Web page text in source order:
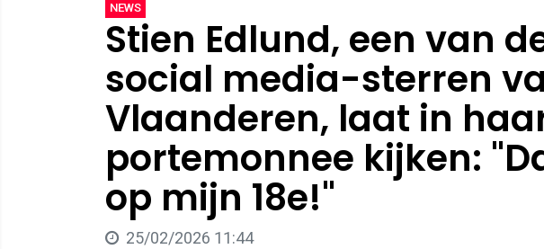
NEWS
Stien Edlund, een van
social media-sterren
Vlaanderen, laat in
portemonnee kijken:
op mijn 18e!"
25/02/2026 11:44